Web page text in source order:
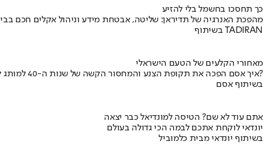
כך תחסכו בחשמל בלי להזיע
מהפכת האנרגיה של תדיראן: שליטה, אבטחת מידע וניהול אקלים חכם
בשיתוף TADIRAN
מאחורי הקלעים של הטעם הישראלי
איך אסם הפכה את תקופת הצנע והמחסור הקשה של שנות ה-40 למותג לאומי?
בשיתוף אסם
אתם עוד לא שם? הטיסה למונדיאל כבר יצאה
יונדאי לוקחת אתכם לבמה הכי גדולה בעולם
בשיתוף יונדאי מבית כלמוביל